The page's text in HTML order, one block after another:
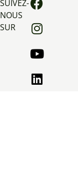
SUIVEZ-
NOUS
SUR